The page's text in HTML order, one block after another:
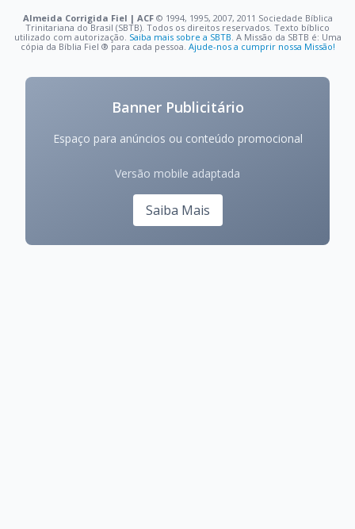
Almeida Corrigida Fiel | ACF©️ 1994, 1995, 2007, 2011 Sociedade Bíblica
Trinitariana do Brasil (SBTB). Todos os direitos reservados. Texto bíblico
utilizado com autorização. Saiba mais sobre a SBTB. A Missão da SBTB é: Uma
cópia da Bíblia Fiel ®️ para cada pessoa. Ajude-nos a cumprir nossa Missão!
Banner Publicitário
Espaço para anúncios ou conteúdo promocional
Versão mobile adaptada
Saiba Mais